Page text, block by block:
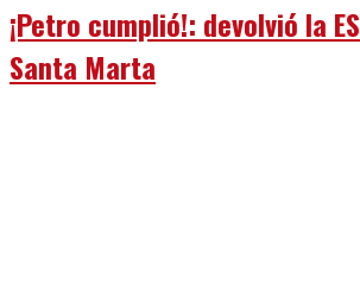
¡Petro cumplió!: devolvió la
Santa Marta